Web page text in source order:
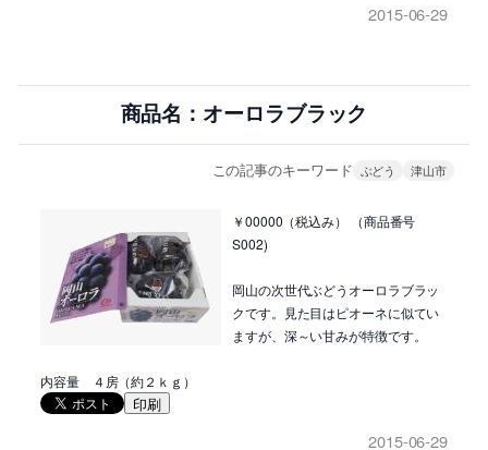
2015-06-29
商品名：オーロラブラック
この記事のキーワード ぶどう 津山市
￥00000（税込み） （商品番号
S002)
岡山の次世代ぶどうオーロラブラッ
クです。見た目はピオーネに似てい
ますが、深～い甘みが特徴です。
内容量 ４房（約２ｋｇ）
印刷
2015-06-29